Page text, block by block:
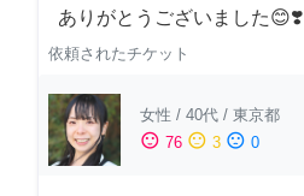
ありがとうございました😊❣️
依頼されたチケット
女性 / 40代 / 東京都
sentiment_satisfied 76 sentiment_neutral 3 sentiment_dissatisfied 0